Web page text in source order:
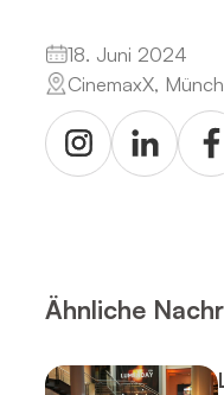
18. Juni 2024
CinemaxX,
Ähnliche